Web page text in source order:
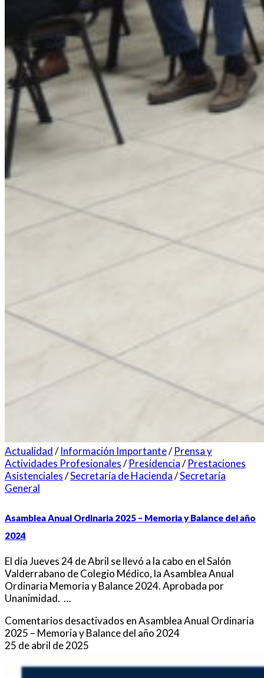
Actualidad/Información Importante/Prensa y
Actividades Profesionales/Presidencia/Prestaciones
Asistenciales/Secretaría de Hacienda/Secretaría
General
Asamblea Anual Ordinaria 2025 – Memoria y Balance del año
2024
El día Jueves 24 de Abril se llevó a la cabo en el Salón
Valderrabano de Colegio Médico, la Asamblea Anual
Ordinaria Memoria y Balance 2024. Aprobada por
Unanimidad. …
Comentarios desactivados en Asamblea Anual Ordinaria
2025 – Memoria y Balance del año 2024
25 de abril de 2025